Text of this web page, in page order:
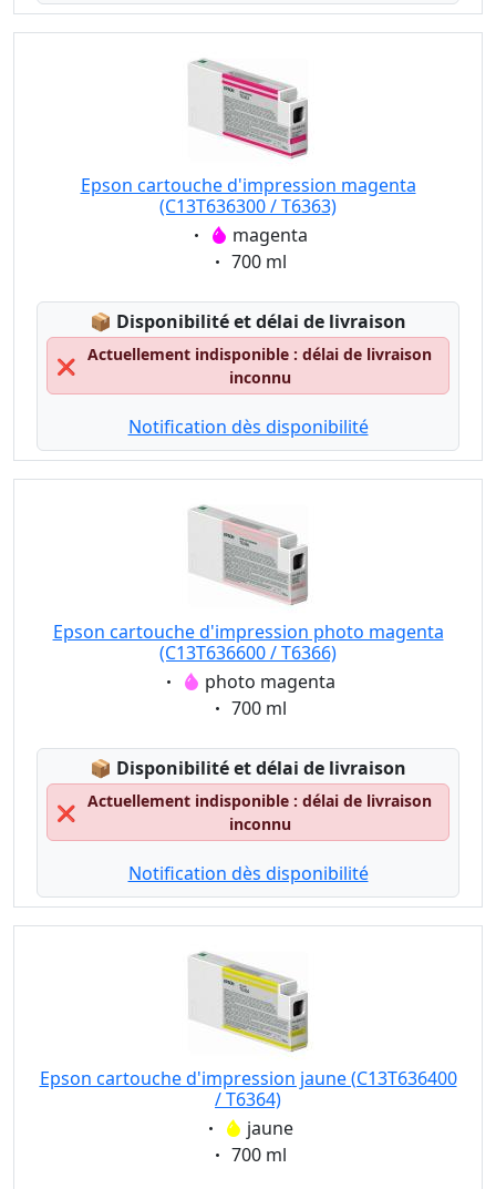
Epson cartouche d'impression magenta
(C13T636300 / T6363)
Eigenschaft:
magenta
Eigenschaft:
700 ml
📦 Lagerstatus:
Disponibilité et délai de livraison
❌
Actuellement indisponible : délai de livraison
inconnu
Notification dès disponibilité
Epson cartouche d'impression photo magenta
(C13T636600 / T6366)
Eigenschaft:
photo magenta
Eigenschaft:
700 ml
📦 Lagerstatus:
Disponibilité et délai de livraison
❌
Actuellement indisponible : délai de livraison
inconnu
Notification dès disponibilité
Epson cartouche d'impression jaune (C13T636400
/ T6364)
Eigenschaft:
jaune
Eigenschaft:
700 ml